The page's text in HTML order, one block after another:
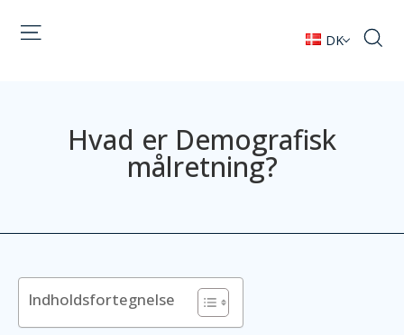
DK
Hvad er Demografisk
målretning?
Indholdsfortegnelse